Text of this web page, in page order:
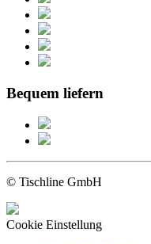
Bequem liefern
© Tischline GmbH
Cookie Einstellung